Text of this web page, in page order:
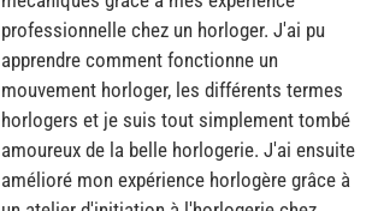
professionnelle chez un horloger. J'ai pu
apprendre comment fonctionne un
mouvement horloger, les différents termes
horlogers et je suis tout simplement tombé
amoureux de la belle horlogerie. J'ai ensuite
amélioré mon expérience horlogère grâce à